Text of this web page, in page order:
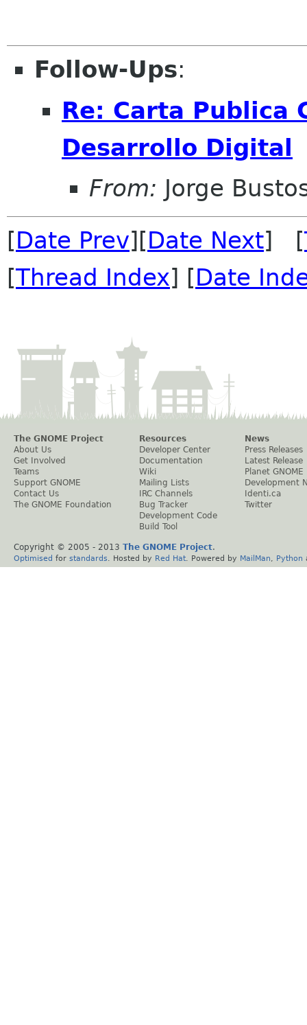
Follow-Ups:
Re: Carta Publica
Desarrollo Digital
From: Jorge
[Date Prev][Date Next] [
[Thread Index] [Date
The GNOME Project
About Us
Get Involved
Teams
Support GNOME
Contact Us
The GNOME Foundation
Resources
Developer Center
Documentation
Wiki
Mailing Lists
IRC Channels
Bug Tracker
Development Code
Build Tool
News
Press Releases
Latest Release
Planet GNOME
Development
Identi.ca
Twitter
Copyright © 2005 - 2013 The GNOME Project.
Optimised for standards . Hosted by Red Hat . Powered by MailMan Python